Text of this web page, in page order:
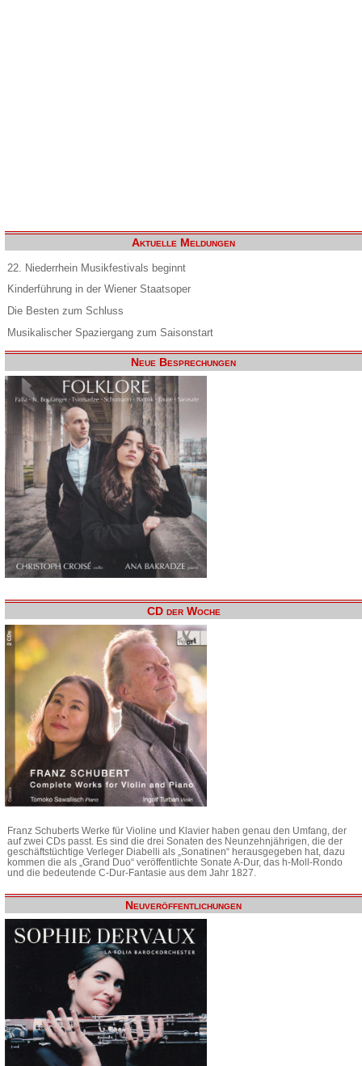
Aktuelle Meldungen
22. Niederrhein Musikfestivals beginnt
Kinderführung in der Wiener Staatsoper
Die Besten zum Schluss
Musikalischer Spaziergang zum Saisonstart
Neue Besprechungen
CD der Woche
Franz Schuberts Werke für Violine und Klavier haben genau den Umfang, der
auf zwei CDs passt. Es sind die drei Sonaten des Neunzehnjährigen, die der
geschäftstüchtige Verleger Diabelli als „Sonatinen“ herausgegeben hat, dazu
kommen die als „Grand Duo“ veröffentlichte Sonate A-Dur, das h-Moll-Rondo
und die bedeutende C-Dur-Fantasie aus dem Jahr 1827.
Neuveröffentlichungen